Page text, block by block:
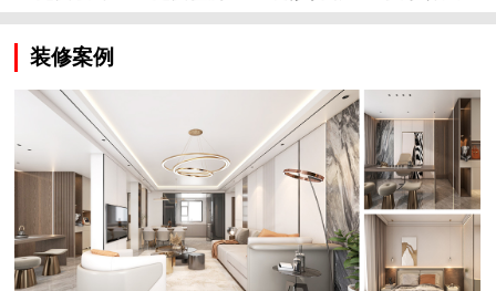
装修案例